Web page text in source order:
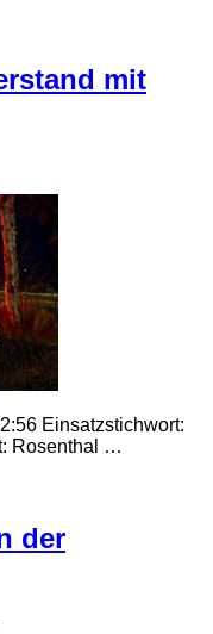
mit
Einsatzstichwort:
Rosenthal …
der